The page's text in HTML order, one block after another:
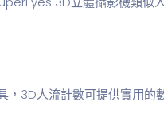
3D人流計數可提供實用的